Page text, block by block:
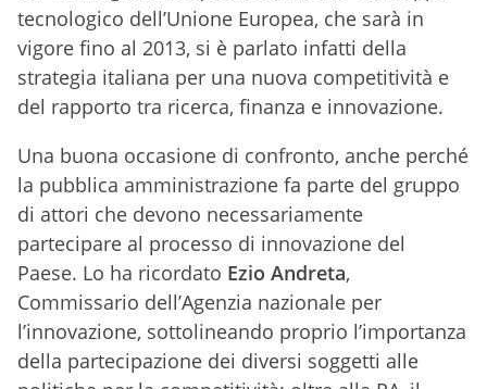
tecnologico dell’Unione Europea, che sarà in
vigore fino al 2013, si è parlato infatti della
strategia italiana per una nuova competitività e
del rapporto tra ricerca, finanza e innovazione.
Una buona occasione di confronto, anche perché
la pubblica amministrazione fa parte del gruppo
di attori che devono necessariamente
partecipare al processo di innovazione del
Paese. Lo ha ricordato Ezio Andreta,
Commissario dell’Agenzia nazionale per
l’innovazione, sottolineando proprio l’importanza
della partecipazione dei diversi soggetti alle